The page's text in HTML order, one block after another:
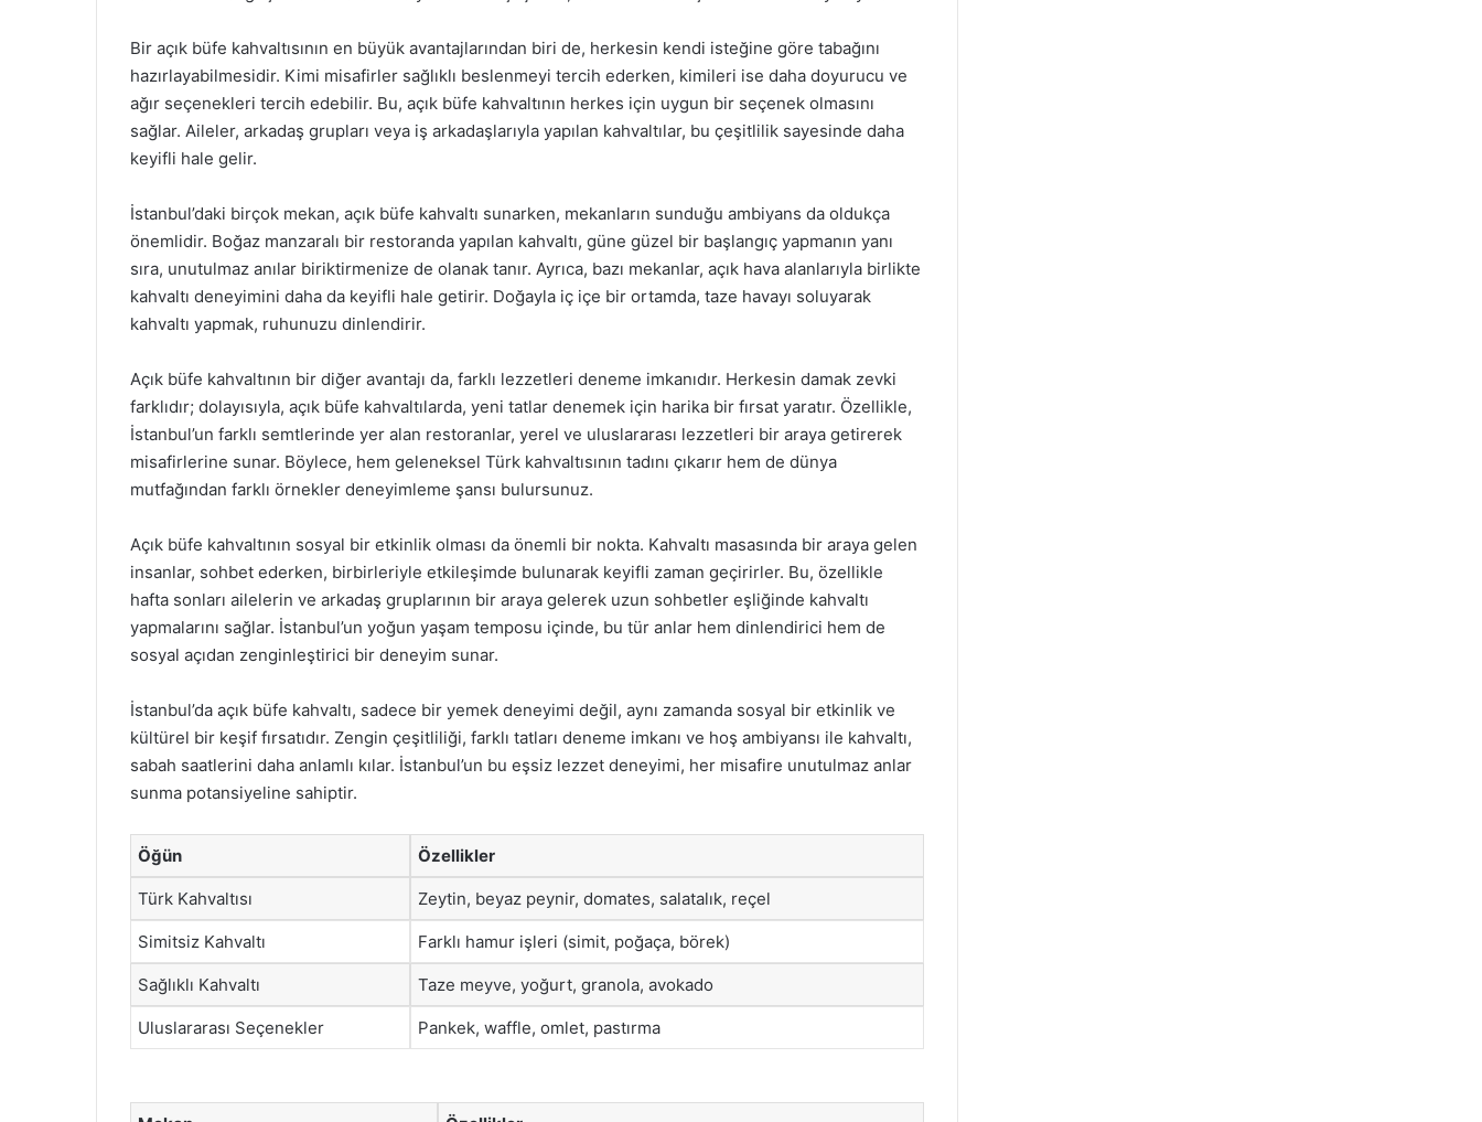
Bir açık büfe kahvaltısının en büyük avantajlarından biri de, herkesin kendi isteğine göre tabağını
hazırlayabilmesidir. Kimi misafirler sağlıklı beslenmeyi tercih ederken, kimileri ise daha doyurucu ve
ağır seçenekleri tercih edebilir. Bu, açık büfe kahvaltının herkes için uygun bir seçenek olmasını
sağlar. Aileler, arkadaş grupları veya iş arkadaşlarıyla yapılan kahvaltılar, bu çeşitlilik sayesinde daha
keyifli hale gelir.
İstanbul’daki birçok mekan, açık büfe kahvaltı sunarken, mekanların sunduğu ambiyans da oldukça
önemlidir. Boğaz manzaralı bir restoranda yapılan kahvaltı, güne güzel bir başlangıç yapmanın yanı
sıra, unutulmaz anılar biriktirmenize de olanak tanır. Ayrıca, bazı mekanlar, açık hava alanlarıyla birlikte
kahvaltı deneyimini daha da keyifli hale getirir. Doğayla iç içe bir ortamda, taze havayı soluyarak
kahvaltı yapmak, ruhunuzu dinlendirir.
Açık büfe kahvaltının bir diğer avantajı da, farklı lezzetleri deneme imkanıdır. Herkesin damak zevki
farklıdır; dolayısıyla, açık büfe kahvaltılarda, yeni tatlar denemek için harika bir fırsat yaratır. Özellikle,
İstanbul’un farklı semtlerinde yer alan restoranlar, yerel ve uluslararası lezzetleri bir araya getirerek
misafirlerine sunar. Böylece, hem geleneksel Türk kahvaltısının tadını çıkarır hem de dünya
mutfağından farklı örnekler deneyimleme şansı bulursunuz.
Açık büfe kahvaltının sosyal bir etkinlik olması da önemli bir nokta. Kahvaltı masasında bir araya gelen
insanlar, sohbet ederken, birbirleriyle etkileşimde bulunarak keyifli zaman geçirirler. Bu, özellikle
hafta sonları ailelerin ve arkadaş gruplarının bir araya gelerek uzun sohbetler eşliğinde kahvaltı
yapmalarını sağlar. İstanbul’un yoğun yaşam temposu içinde, bu tür anlar hem dinlendirici hem de
sosyal açıdan zenginleştirici bir deneyim sunar.
İstanbul’da açık büfe kahvaltı, sadece bir yemek deneyimi değil, aynı zamanda sosyal bir etkinlik ve
kültürel bir keşif fırsatıdır. Zengin çeşitliliği, farklı tatları deneme imkanı ve hoş ambiyansı ile kahvaltı,
sabah saatlerini daha anlamlı kılar. İstanbul’un bu eşsiz lezzet deneyimi, her misafire unutulmaz anlar
sunma potansiyeline sahiptir.
Öğün Özellikler
Türk Kahvaltısı Zeytin, beyaz peynir, domates, salatalık, reçel
Simitsiz Kahvaltı Farklı hamur işleri (simit, poğaça, börek)
Sağlıklı Kahvaltı Taze meyve, yoğurt, granola, avokado
Uluslararası Seçenekler Pankek, waffle, omlet, pastırma